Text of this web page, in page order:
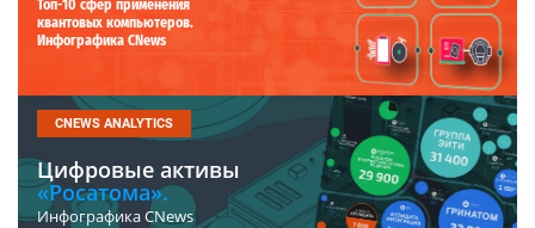
Топ-10 сфер применения
квантовых компьютеров.
Инфографика CNews
CNEWS ANALYTICS
Цифровые активы
«Росатома».
Инфографика CNews